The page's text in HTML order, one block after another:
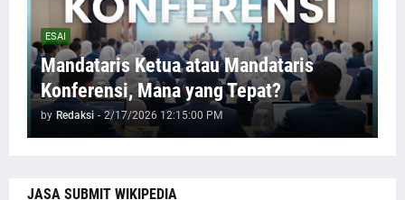
ESAI
Mandataris Ketua atau Mandataris
Konferensi, Mana yang Tepat?
by Redaksi - 2/17/2026 12:15:00 PM
JASA SUBMIT WIKIPEDIA